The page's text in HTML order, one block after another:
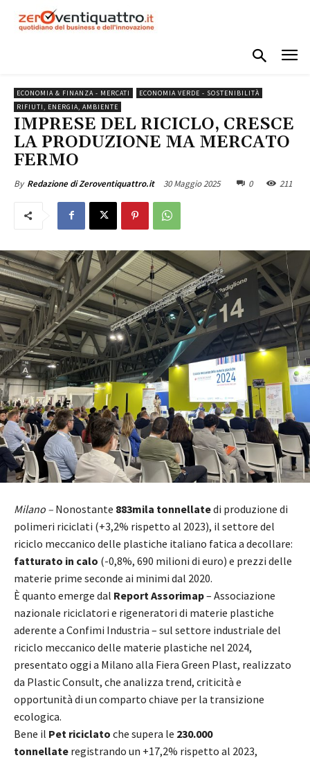
ECONOMIA & FINANZA - MERCATI
ECONOMIA VERDE - SOSTENIBILITÀ
RIFIUTI, ENERGIA, AMBIENTE
IMPRESE DEL RICICLO, CRESCE
LA PRODUZIONE MA MERCATO
FERMO
By Redazione di Zeroventiquattro.it 30 Maggio 2025 0 211
Milano – Nonostante 883mila tonnellatedi produzione di
polimeri riciclati (+3,2% rispetto al 2023), il settore del
riciclo meccanico delle plastiche italiano fatica a decollare:
fatturato in calo (-0,8%, 690 milioni di euro) e prezzi delle
materie prime seconde ai minimi dal 2020.
È quanto emerge dal Report Assorimap– Associazione
nazionale riciclatori e rigeneratori di materie plastiche
aderente a Confimi Industria – sul settore industriale del
riciclo meccanico delle materie plastiche nel 2024,
presentato oggi a Milano alla Fiera Green Plast, realizzato
da Plastic Consult, che analizza trend, criticità e
opportunità di un comparto chiave per la transizione
ecologica.
Bene il Pet riciclato che supera le 230.000
tonnellate registrando un +17,2% rispetto al 2023,